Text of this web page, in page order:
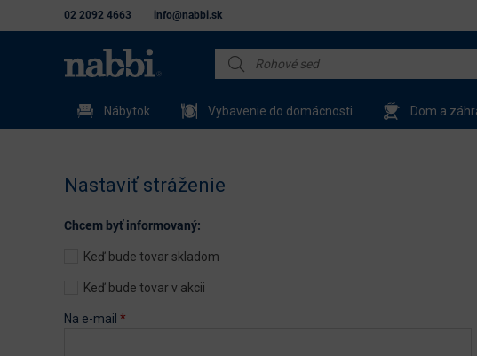
02 2092 4663 info@nabbi.sk
Nábytok Vybavenie do domácnosti Dom a
Nastaviť stráženie
Chcem byť informovaný:
Keď bude tovar skladom
Keď bude tovar v akcii
Na e-mail *